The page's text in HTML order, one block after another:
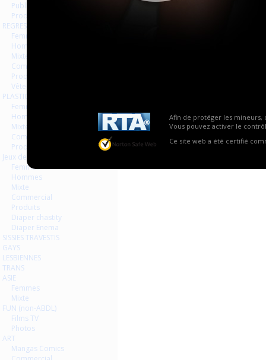
Afin de protéger les mineurs,
Vous pouvez activer le
Ce site web a été certifié
Publicités
Produits
REGRESSION AGEPLAYER
Femmes
Hommes
Mixte
Commercial
Produits
Vêtements
PLASTIQUE LATEX
Femmes
Hommes
Mixte
Commercial
Produits
Jeux de contraintes
Femmes
Hommes
Mixte
Commercial
Produits
Diaper chastity
Diaper Enema
SISSIES TRAVESTIS
GAYS
LESBIENNES
TRANS
ASIE
Femmes
Mixte
FUN (non-ABDL)
Films TV
Photos
ART
Mangas Comics